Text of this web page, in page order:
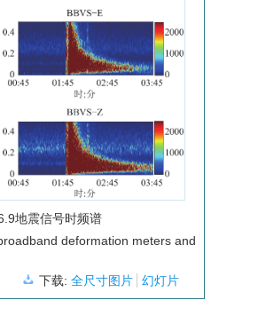
地震信号时频谱
deformation meters and
下载:全尺寸图片 幻灯片